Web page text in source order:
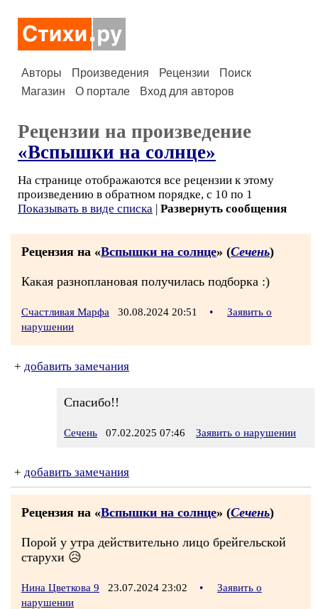
Авторы Произведения Рецензии
Поиск
Магазин
О портале Вход для авторов
Рецензии на произведение
«Вспышки на солнце»
На странице отображаются все рецензии к этому
произведению в обратном порядке, с 10 по 1
Показывать в виде списка | Развернуть сообщения
Рецензия на «Вспышки на солнце» (Сечень)
Какая разноплановая получилась подборка :)
Счастливая Марфа 30.08.2024 20:51 •
Заявить о
нарушении
+ добавить замечания
Спасибо!!
Сечень 07.02.2025 07:46 Заявить о нарушении
+ добавить замечания
Рецензия на «Вспышки на солнце» (Сечень)
Порой у утра действительно лицо брейгельской
старухи 😥
Нина Цветкова 9 23.07.2024 23:02 •
Заявить о
нарушении